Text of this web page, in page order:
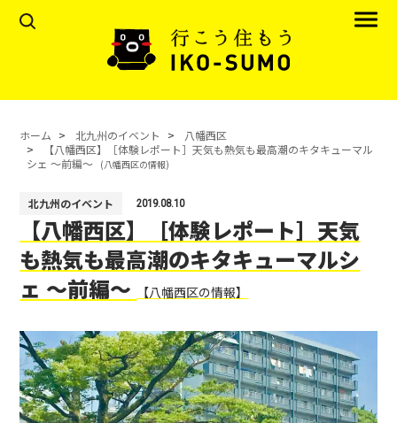
ホーム 北九州のイベント
八幡西区
【八幡西区】［体験レポート］天気も熱気も最高潮のキタキューマル
シェ 〜前編〜 (八幡西区の情報)
北九州のイベント 2019.08.10
【八幡西区】［体験レポート］天気
も熱気も最高潮のキタキューマルシ
ェ 〜前編〜
【八幡西区の情報】